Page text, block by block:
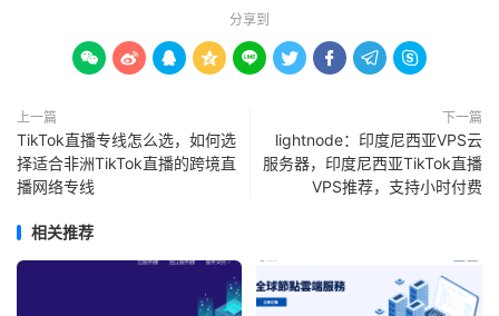
分享到
        
上一篇
TikTok直播专线怎么选，如何选
择适合非洲TikTok直播的跨境直
播网络专线
下一篇
lightnode：印度尼西亚VPS云
服务器，印度尼西亚TikTok直播
VPS推荐，支持小时付费
相关推荐